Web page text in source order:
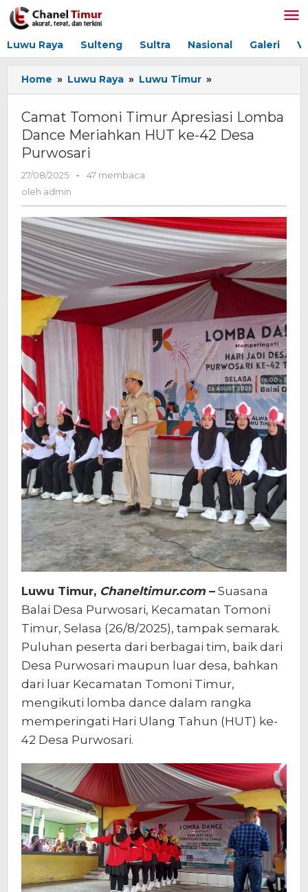
Lewati
ke
Luwu Raya Sulteng Sultra Nasional Galeri
Home » Luwu Raya » Luwu Timur »
Tomoni
Apresiasi
Lomba
42
Desa
Purwosari
Camat Tomoni Timur Apresiasi Lomba
Dance Meriahkan HUT ke-42 Desa
Purwosari
27/08/2025
oleh
-
47 membaca
oleh admin
Luwu Timur, Chaneltimur.com– Suasana
Balai Desa Purwosari, Kecamatan Tomoni
Timur, Selasa (26/8/2025), tampak semarak.
Puluhan peserta dari berbagai tim, baik dari
Desa Purwosari maupun luar desa, bahkan
dari luar Kecamatan Tomoni Timur,
mengikuti lomba dance dalam rangka
memperingati Hari Ulang Tahun (HUT) ke-
42 Desa Purwosari.